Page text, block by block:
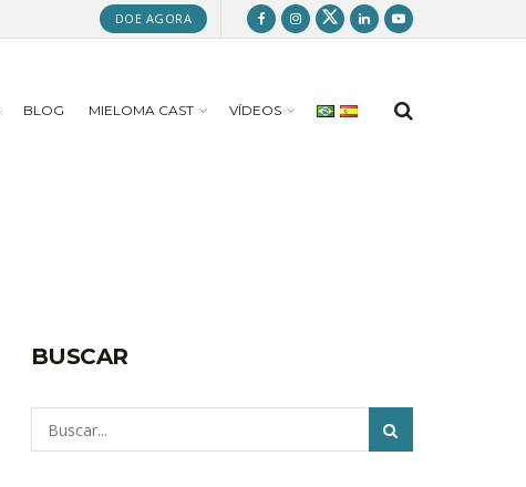
DOE AGORA
BLOG MIELOMA CAST VÍDEOS
BUSCAR
Pesquisar